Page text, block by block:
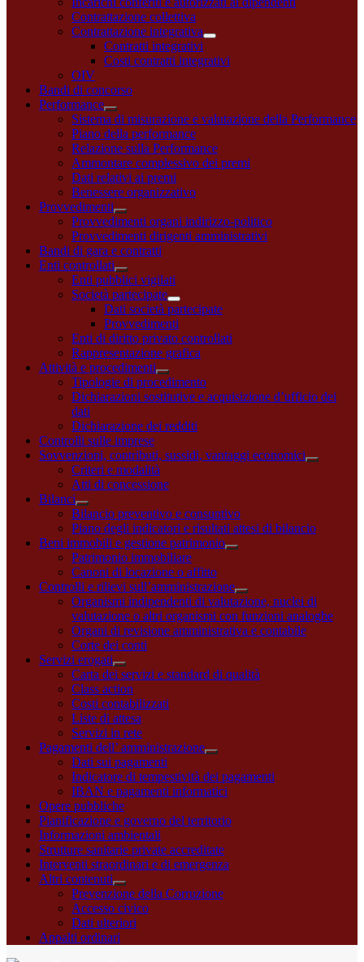
Contrattazione collettiva
Contrattazione integrativa
Contratti integrativi
Costi contratti integrativi
OIV
Bandi di concorso
Performance
Sistema di misurazione e valutazione della Performance
Piano della performance
Relazione sulla Performance
Ammontare complessivo dei premi
Dati relativi ai premi
Benessere organizzativo
Provvedimenti
Provvedimenti organi indirizzo-politico
Provvedimenti dirigenti amministrativi
Bandi di gara e contratti
Enti controllati
Enti pubblici vigilati
Società partecipate
Dati società partecipate
Provvedimenti
Enti di diritto privato controllati
Rappresentazione grafica
Attività e procedimenti
Tipologie di procedimento
Dichiarazioni sostitutive e acquisizione d’ufficio dei
dati
Dichiarazione dei redditi
Controlli sulle imprese
Sovvenzioni, contributi, sussidi, vantaggi economici
Criteri e modalità
Atti di concessione
Bilanci
Bilancio preventivo e consuntivo
Piano degli indicatori e risultati attesi di bilancio
Beni immobili e gestione patrimonio
Patrimonio immobiliare
Canoni di locazione o affitto
Controlli e rilievi sull’amministrazione
Organismi indipendenti di valutazione, nuclei di
valutazione o altri organismi con funzioni analoghe
Organi di revisione amministrativa e contabile
Corte dei conti
Servizi erogati
Carta dei servizi e standard di qualità
Class action
Costi contabilizzati
Liste di attesa
Servizi in rete
Pagamenti dell’ amministrazione
Dati sui pagamenti
Indicatore di tempestività dei pagamenti
IBAN e pagamenti informatici
Opere pubbliche
Pianificazione e governo del territorio
Informazioni ambientali
Strutture sanitarie private accreditate
Interventi straordinari e di emergenza
Altri contenuti
Prevenzione della Corruzione
Accesso civico
Dati ulteriori
Appalti ordinari